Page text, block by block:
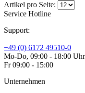
Artikel pro Seite:
Service Hotline
Support:
+49 (0) 6172 49510-0
Mo-Do, 09:00 - 18:00 Uhr
Fr 09:00 - 15:00
Unternehmen